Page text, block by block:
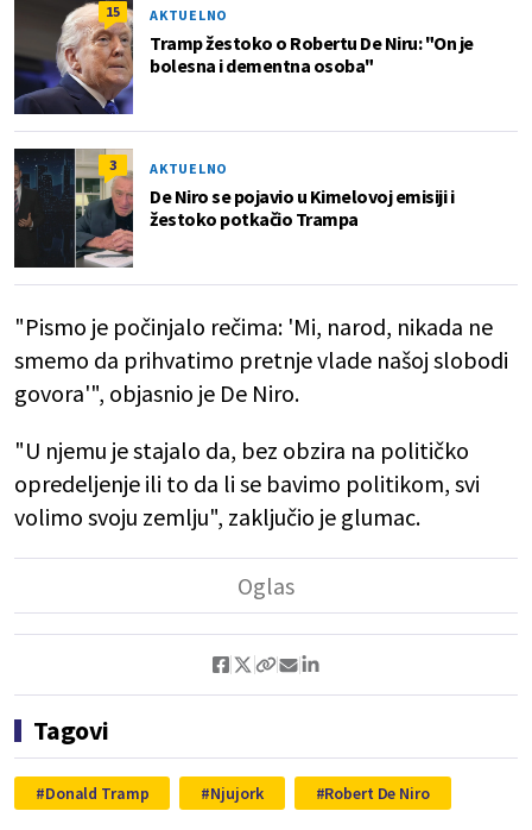
15 AKTUELNO
Tramp žestoko o Robertu De Niru: "On je
bolesna i dementna osoba"
3 AKTUELNO
De Niro se pojavio u Kimelovoj emisiji i
žestoko potkačio Trampa
"Pismo je počinjalo rečima: 'Mi, narod, nikada ne
smemo da prihvatimo pretnje vlade našoj slobodi
govora'", objasnio je De Niro.
"U njemu je stajalo da, bez obzira na političko
opredeljenje ili to da li se bavimo politikom, svi
volimo svoju zemlju", zaključio je glumac.
Tagovi
Donald Tramp Njujork Robert De Niro